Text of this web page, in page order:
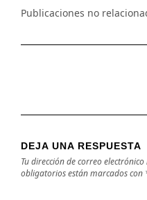
Publicaciones no
DEJA UNA RESPUESTA
Tu dirección de correo
obligatorios están marcados con